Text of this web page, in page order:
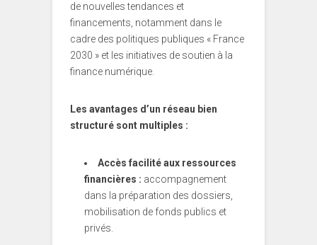
de nouvelles tendances et
financements, notamment dans le
cadre des politiques publiques « France
2030 » et les initiatives de soutien à la
finance numérique.
Les avantages d’un réseau bien
structuré sont multiples :
Accès facilité aux ressources
financières : accompagnement
dans la préparation des dossiers,
mobilisation de fonds publics et
privés.